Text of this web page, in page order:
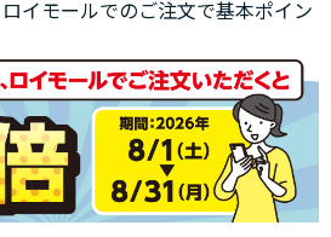
イモールでのご注文で基本ポイン